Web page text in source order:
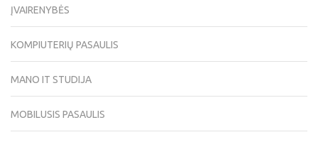
ĮVAIRENYBĖS
KOMPIUTERIŲ PASAULIS
MANO IT STUDIJA
MOBILUSIS PASAULIS